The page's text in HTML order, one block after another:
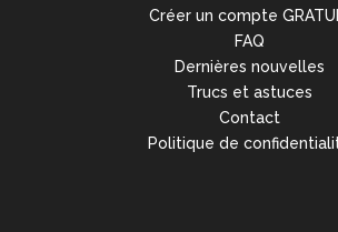
Créer un compte
FAQ
Dernières nouvelles
Trucs et astuces
Contact
Politique de